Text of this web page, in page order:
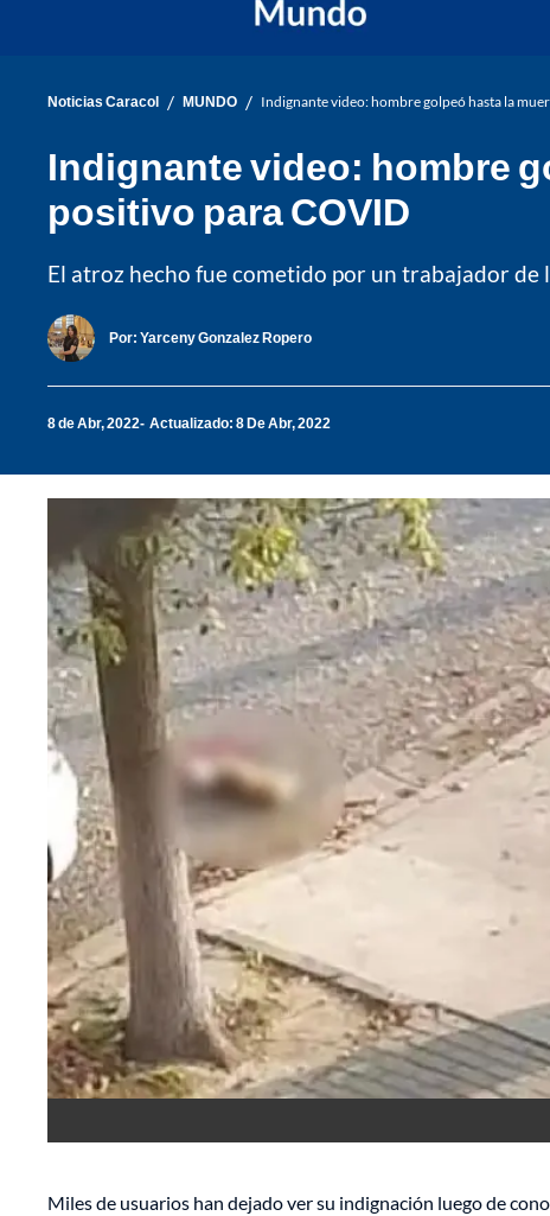
Noticias Caracol / MUNDO / Indignante video: hombre golpeó hasta la
Indignante video: hombre
positivo para COVID
El atroz hecho fue cometido por un trabajador de
Por: Yarceny Gonzalez Ropero
8 de Abr, 2022 Actualizado: 8 De Abr, 2022
Miles de usuarios han dejado ver su indignación luego de